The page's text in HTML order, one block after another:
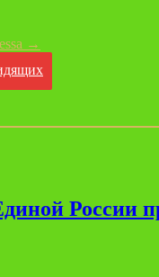
→
России